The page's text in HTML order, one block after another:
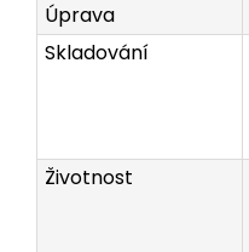
Úprava
Skladování
Životnost